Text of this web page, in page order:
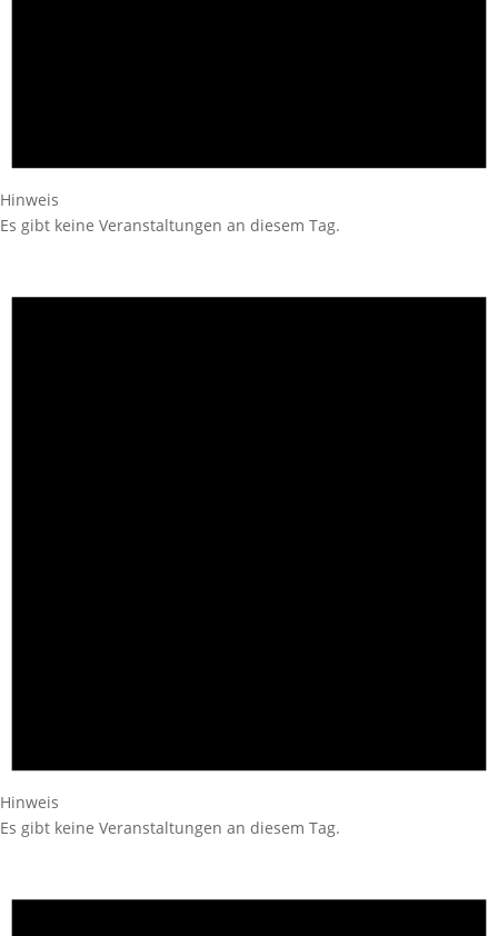
Hinweis
Es gibt keine Veranstaltungen an diesem Tag.
Hinweis
Es gibt keine Veranstaltungen an diesem Tag.